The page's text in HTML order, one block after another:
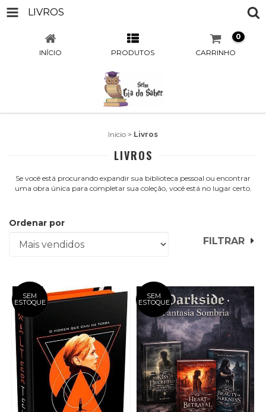
LIVROS
INÍCIO PRODUTOS CARRINHO
0
Início > Livros
LIVROS
Se você está procurando expandir sua biblioteca pessoal ou encontrar
uma obra única para completar sua coleção, você está no lugar certo.
Ordenar por
FILTRAR
SEM
ESTOQUE
SEM
ESTOQUE